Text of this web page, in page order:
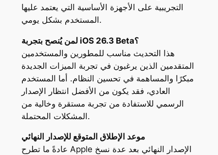
التجريبية على الأجهزة الأساسية التي يعتمد عليها
المستخدم بشكل يومي.
لمن يُنصح بتجربة iOS 26.3 Beta؟
هذا التحديث مناسب للمطورين والمستخدمين
المتقدمين الذين يرغبون في تجربة الميزات الجديدة
مبكرًا والمساهمة في تحسين النظام. أما المستخدم
العادي، فقد يكون من الأفضل انتظار الإصدار
الرسمي للاستفادة من تجربة مستقرة وخالية من
المشكلات المحتملة.
موعد الإطلاق المتوقع للإصدار النهائي
عادةً ما تطرح Apple الإصدار النهائي بعد عدة نسخ